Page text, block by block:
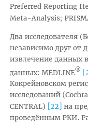
Preferred Reporting
Meta-Analysis;
Два исследователя
независимо друг от
извлечение данных
данных: MEDLINE®
Кокрейновском
исследований
CENTRAL)
[22] на
проведённым РКИ.